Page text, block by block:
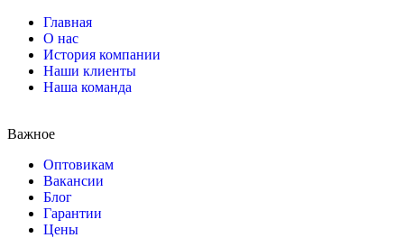
Главная
О нас
История компании
Наши клиенты
Наша команда
Важное
Оптовикам
Вакансии
Блог
Гарантии
Цены